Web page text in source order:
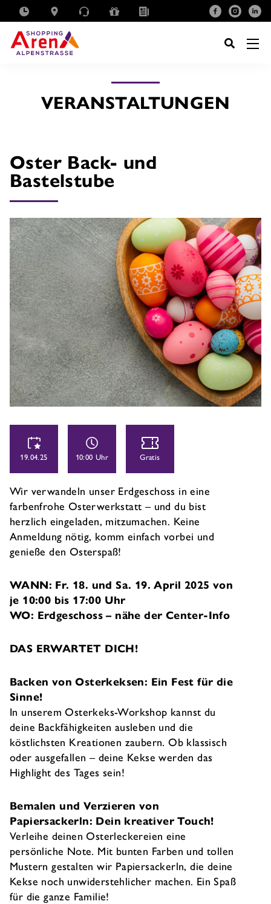
VERANSTALTUNGEN
Oster Back- und
Bastelstube
19.04.25 10:00 Uhr Gratis
Wir verwandeln unser Erdgeschoss in eine
farbenfrohe Osterwerkstatt – und du bist
herzlich eingeladen, mitzumachen. Keine
Anmeldung nötig, komm einfach vorbei und
genieße den Osterspaß!
WANN: Fr. 18. und Sa. 19. April 2025 von
je 10:00 bis 17:00 Uhr
WO: Erdgeschoss – nähe der Center-Info
DAS ERWARTET DICH!
Backen von Osterkeksen: Ein Fest für die
Sinne!
In unserem Osterkeks-Workshop kannst du
deine Backfähigkeiten ausleben und die
köstlichsten Kreationen zaubern. Ob klassisch
oder ausgefallen – deine Kekse werden das
Highlight des Tages sein!
Bemalen und Verzieren von
Papiersackerln: Dein kreativer Touch!
Verleihe deinen Osterleckereien eine
persönliche Note. Mit bunten Farben und tollen
Mustern gestalten wir Papiersackerln, die deine
Kekse noch unwiderstehlicher machen. Ein Spaß
für die ganze Familie!